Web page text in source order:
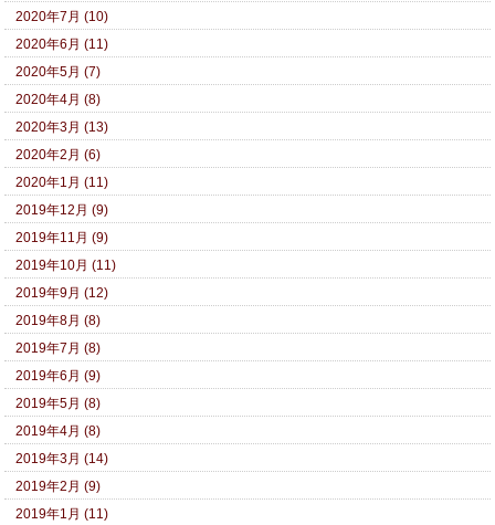
2020年7月 (10)
2020年6月 (11)
2020年5月 (7)
2020年4月 (8)
2020年3月 (13)
2020年2月 (6)
2020年1月 (11)
2019年12月 (9)
2019年11月 (9)
2019年10月 (11)
2019年9月 (12)
2019年8月 (8)
2019年7月 (8)
2019年6月 (9)
2019年5月 (8)
2019年4月 (8)
2019年3月 (14)
2019年2月 (9)
2019年1月 (11)